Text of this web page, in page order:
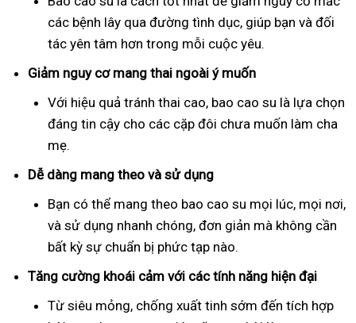
các bệnh lây qua đường tình dục, giúp bạn và đối
tác yên tâm hơn trong mỗi cuộc yêu.
Giảm nguy cơ mang thai ngoài ý muốn
Với hiệu quả tránh thai cao, bao cao su là lựa chọn
đáng tin cậy cho các cặp đôi chưa muốn làm cha
mẹ.
Dễ dàng mang theo và sử dụng
Bạn có thể mang theo bao cao su mọi lúc, mọi nơi,
và sử dụng nhanh chóng, đơn giản mà không cần
bất kỳ sự chuẩn bị phức tạp nào.
Tăng cường khoái cảm với các tính năng hiện đại
Từ siêu mỏng, chống xuất tinh sớm đến tích hợp